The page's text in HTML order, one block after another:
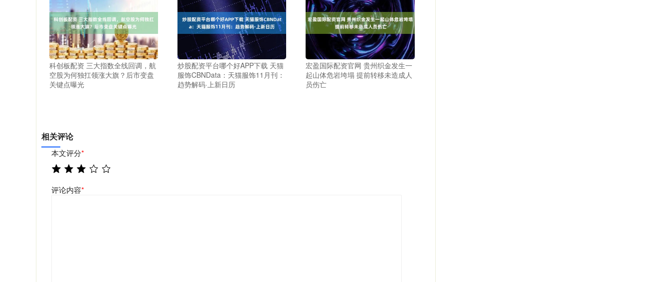
科创板配资 三大指数全线回调，航
空股为何独扛领涨大旗？后市变盘
关键点曝光
炒股配资平台哪个好APP下载 天猫
服饰CBNData：天猫服饰11月刊：
趋势解码·上新日历
宏盈国际配资官网 贵州织金发生一
起山体危岩垮塌 提前转移未造成人
员伤亡
相关评论
本文评分*
评论内容*